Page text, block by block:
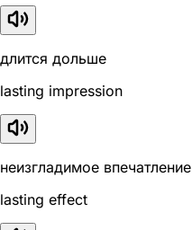
длится дольше
lasting impression
неизгладимое впечатление
lasting effect